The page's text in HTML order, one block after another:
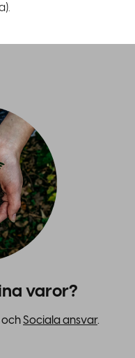
varor?
ochSociala ansvar.